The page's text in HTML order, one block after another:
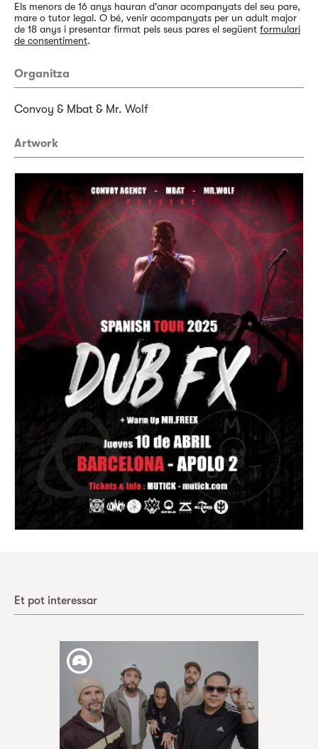
Els menors de 16 anys hauran d'anar acompanyats del seu pare,
mare o tutor legal. O bé, venir acompanyats per un adult major
de 18 anys i presentar firmat pels seus pares el següent formulari
de consentiment.
Organitza
Convoy & Mbat & Mr. Wolf
Artwork
Et pot interessar